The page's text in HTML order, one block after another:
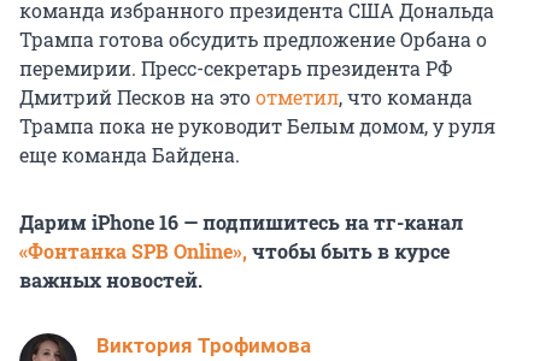
команда избранного президента США Дональда
Трампа готова обсудить предложение Орбана о
перемирии. Пресс-секретарь президента РФ
Дмитрий Песков на этоотметил, что команда
Трампа пока не руководит Белым домом, у руля
еще команда Байдена.
Дарим iPhone 16 — подпишитесь на тг-канал
«Фонтанка SPB Online»,чтобы быть в курсе
важных новостей.
Виктория Трофимова